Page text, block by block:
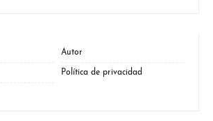
Autor
Política de privacidad